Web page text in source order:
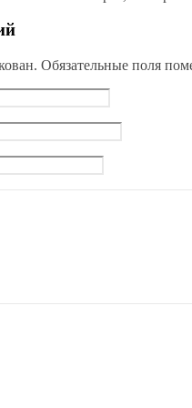
Обязательные поля